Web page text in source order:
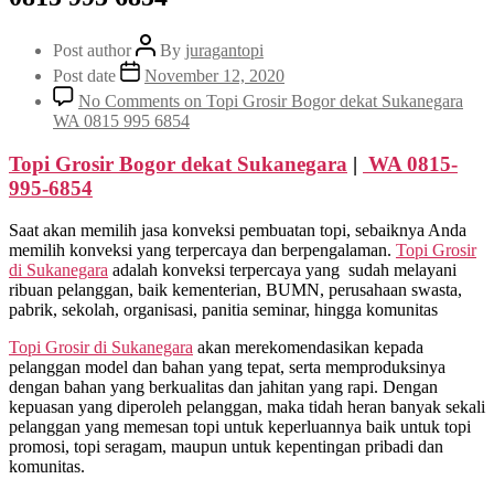
Post author By juragantopi
Post date
November 12, 2020
No Comments on Topi Grosir Bogor dekat Sukanegara
WA 0815 995 6854
Topi Grosir Bogor dekat Sukanegara | WA 0815-
995-6854
Saat akan memilih jasa konveksi pembuatan topi, sebaiknya Anda
memilih konveksi yang terpercaya dan berpengalaman. Topi Grosir
di Sukanegara adalah konveksi terpercaya yang sudah melayani
ribuan pelanggan, baik kementerian, BUMN, perusahaan swasta,
pabrik, sekolah, organisasi, panitia seminar, hingga komunitas
Topi Grosir di Sukanegara akan merekomendasikan kepada
pelanggan model dan bahan yang tepat, serta memproduksinya
dengan bahan yang berkualitas dan jahitan yang rapi. Dengan
kepuasan yang diperoleh pelanggan, maka tidah heran banyak sekali
pelanggan yang memesan topi untuk keperluannya baik untuk topi
promosi, topi seragam, maupun untuk kepentingan pribadi dan
komunitas.